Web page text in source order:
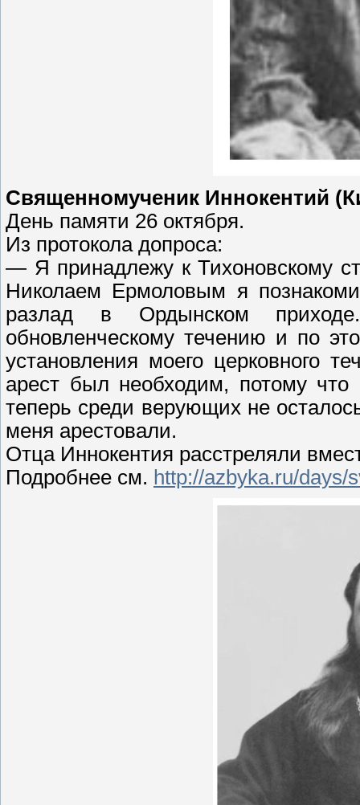
Священномученик Иннокентий
День памяти 26 октября.
Из протокола допроса:
— Я принадлежу к Тихоновскому
Николаем Ермоловым я
разлад в Ордынском
обновленческому течению и по
установления моего церковного
арест был необходим, потому что
теперь среди верующих не
меня арестовали.
Отца Иннокентия расстреляли
Подробнее см. http://azbyka.ru/days/